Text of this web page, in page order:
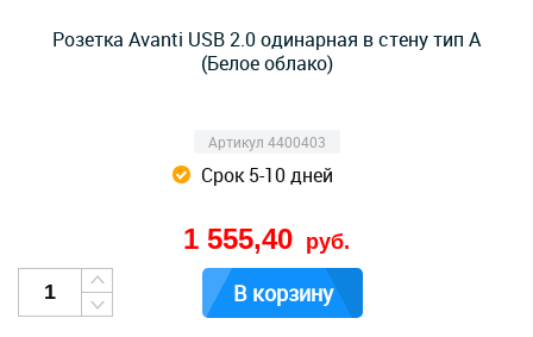
Розетка Avanti USB 2.0 одинарная в стену тип А
(Белое облако)
Артикул 4400403
Срок 5-10 дней
1 555,40 руб.
В корзину